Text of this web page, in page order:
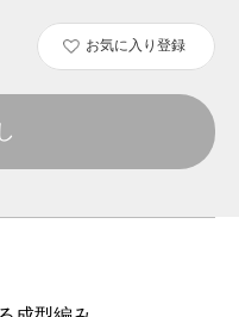
お気に入り登録